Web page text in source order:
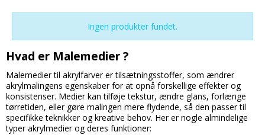
Ingen produkter fundet.
Hvad er Malemedier ?
Malemedier til akrylfarver er tilsætningsstoffer, som ændrer
akrylmalingens egenskaber for at opnå forskellige effekter og
konsistenser. Medier kan tilføje tekstur, ændre glans, forlænge
tørretiden, eller gøre malingen mere flydende, så den passer til
specifikke teknikker og kreative behov. Her er nogle almindelige
typer akrylmedier og deres funktioner: